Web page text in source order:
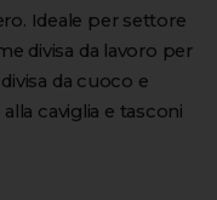
Ideale per settore
divisa da lavoro per
da cuoco e
caviglia e tasconi